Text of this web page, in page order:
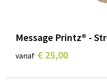
Message Printz® -
vanaf € 25,00